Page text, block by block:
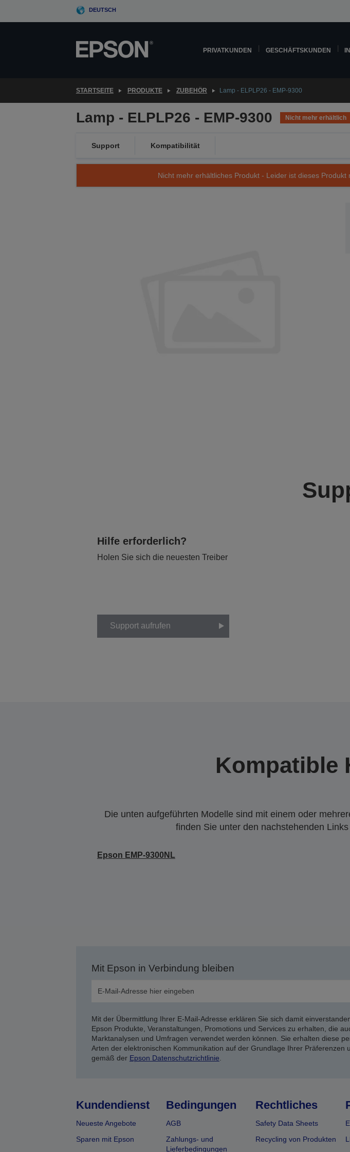
DEUTSCH
PRIVATKUNDEN GESCHÄFTSKUNDEN
STARTSEITE PRODUKTE ZUBEHÖR Lamp - ELPLP26 - EMP-9300
Lamp - ELPLP26 - EMP-9300 Nicht mehr erhältlich
Support Kompatibilität
Nicht mehr erhältliches Produkt - Leider ist dieses
Hilfe erforderlich?
Holen Sie sich die neuesten Treiber
Support aufrufen
Kompatible
Die unten aufgeführten Modelle sind mit einem oder
finden Sie unter den nachstehenden
Epson EMP-9300NL
Mit Epson in Verbindung bleiben
Mit der Übermittlung Ihrer E-Mail-Adresse erklären Sie sich damit
Epson Produkte, Veranstaltungen, Promotions und Services zu erhalten, die
Marktanalysen und Umfragen verwendet werden können. Sie erhalten diese
Arten der elektronischen Kommunikation auf der Grundlage Ihrer Präferenzen
gemäß der Epson Datenschutzrichtlinie
Kundendienst
Neueste Angebote
Sparen mit Epson
Bedingungen
AGB
Zahlungs- und
Lieferbedingungen
Rechtliches
Safety Data Sheets
Recycling von Produkten